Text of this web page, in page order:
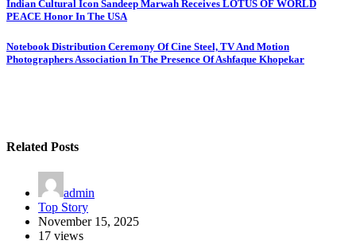
Post
navigation
Indian Cultural Icon Sandeep Marwah Receives LOTUS OF WORLD
PEACE Honor In The USA
Notebook Distribution Ceremony Of Cine Steel, TV And Motion
Photographers Association In The Presence Of Ashfaque Khopekar
Related Posts
admin
Top Story
November 15, 2025
17 views